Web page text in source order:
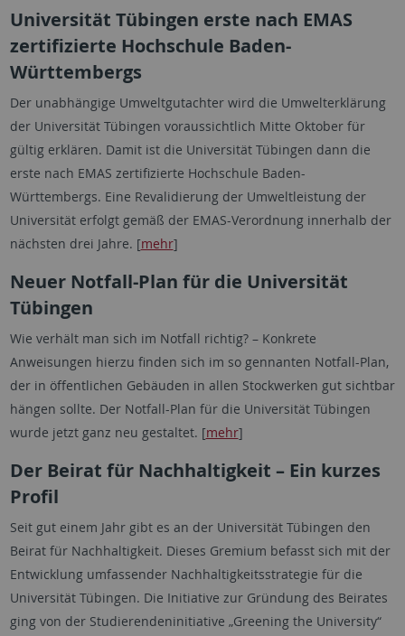
Universität Tübingen erste nach EMAS
zertifizierte Hochschule Baden-
Württembergs
Der unabhängige Umweltgutachter wird die Umwelterklärung
der Universität Tübingen voraussichtlich Mitte Oktober für
gültig erklären. Damit ist die Universität Tübingen dann die
erste nach EMAS zertifizierte Hochschule Baden-
Württembergs. Eine Revalidierung der Umweltleistung der
Universität erfolgt gemäß der EMAS-Verordnung innerhalb der
nächsten drei Jahre. [mehr]
Neuer Notfall-Plan für die Universität
Tübingen
Wie verhält man sich im Notfall richtig? – Konkrete
Anweisungen hierzu finden sich im so gennanten Notfall-Plan,
der in öffentlichen Gebäuden in allen Stockwerken gut sichtbar
hängen sollte. Der Notfall-Plan für die Universität Tübingen
wurde jetzt ganz neu gestaltet. [mehr]
Der Beirat für Nachhaltigkeit – Ein kurzes
Profil
Seit gut einem Jahr gibt es an der Universität Tübingen den
Beirat für Nachhaltigkeit. Dieses Gremium befasst sich mit der
Entwicklung umfassender Nachhaltigkeitsstrategie für die
Universität Tübingen. Die Initiative zur Gründung des Beirates
ging von der Studierendeninitiative „Greening the University“